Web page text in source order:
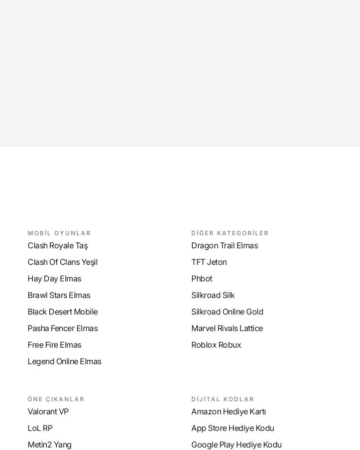
MOBİL OYUNLAR
Clash Royale Taş
Clash Of Clans Yeşil
Hay Day Elmas
Brawl Stars Elmas
Black Desert Mobile
Pasha Fencer Elmas
Free Fire Elmas
Legend Online Elmas
DİĞER KATEGORİLER
Dragon Trail Elmas
TFT Jeton
Phbot
Silkroad Silk
Silkroad Online Gold
Marvel Rivals Lattice
Roblox Robux
ÖNE ÇIKANLAR
Valorant VP
LoL RP
Metin2 Yang
DİJİTAL KODLAR
Amazon Hediye Kartı
App Store Hediye Kodu
Google Play Hediye Kodu